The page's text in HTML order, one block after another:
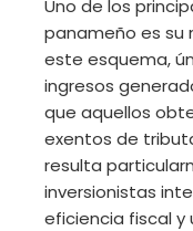
Uno de los
panameño es su
este esquema,
ingresos
que aquellos
exentos de
resulta
inversionistas
eficiencia fiscal y